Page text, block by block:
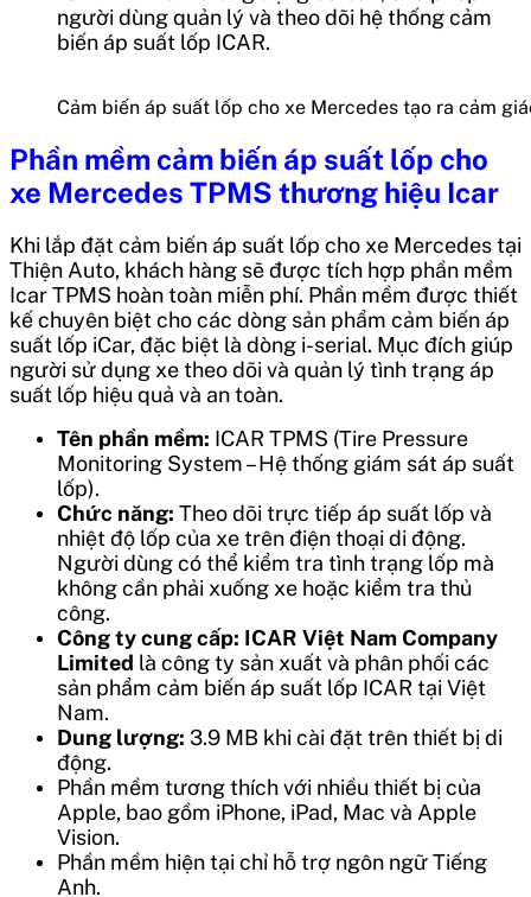
người dùng quản lý và theo dõi hệ thống cảm
biến áp suất lốp ICAR.
Cảm biến áp suất lốp cho xe Mercedes tạo ra cảm
Phần mềm cảm biến áp suất lốp cho
xe Mercedes TPMS thương hiệu Icar
Khi lắp đặt cảm biến áp suất lốp cho xe Mercedes tại
Thiện Auto, khách hàng sẽ được tích hợp phần mềm
Icar TPMS hoàn toàn miễn phí. Phần mềm được thiết
kế chuyên biệt cho các dòng sản phẩm cảm biến áp
suất lốp iCar, đặc biệt là dòng i-serial. Mục đích giúp
người sử dụng xe theo dõi và quản lý tình trạng áp
suất lốp hiệu quả và an toàn.
Tên phần mềm: ICAR TPMS (Tire Pressure
Monitoring System – Hệ thống giám sát áp suất
lốp).
Chức năng: Theo dõi trực tiếp áp suất lốp và
nhiệt độ lốp của xe trên điện thoại di động.
Người dùng có thể kiểm tra tình trạng lốp mà
không cần phải xuống xe hoặc kiểm tra thủ
công.
Công ty cung cấp: ICAR Việt Nam Company
Limited là công ty sản xuất và phân phối các
sản phẩm cảm biến áp suất lốp ICAR tại Việt
Nam.
Dung lượng: 3.9 MB khi cài đặt trên thiết bị di
động.
Phần mềm tương thích với nhiều thiết bị của
Apple, bao gồm iPhone, iPad, Mac và Apple
Vision.
Phần mềm hiện tại chỉ hỗ trợ ngôn ngữ Tiếng
Anh.